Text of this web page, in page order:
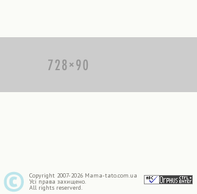
Copyright 2007-2026 Mama-tato.com.ua
Усі права захищено.
All rights reserverd.